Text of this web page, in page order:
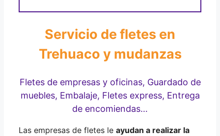
Servicio de fletes en
Trehuaco y mudanzas
Fletes de empresas y oficinas, Guardado de
muebles, Embalaje, Fletes express, Entrega
de encomiendas…
Las empresas de fletes le ayudan a realizar la